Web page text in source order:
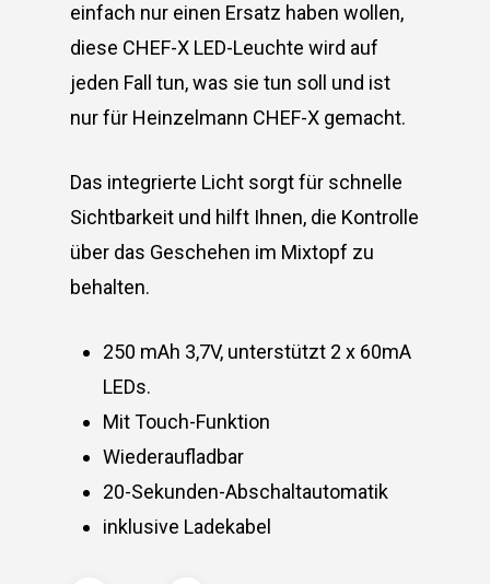
einfach nur einen Ersatz haben wollen,
diese CHEF-X LED-Leuchte wird auf
jeden Fall tun, was sie tun soll und ist
nur für Heinzelmann CHEF-X gemacht.
Das integrierte Licht sorgt für schnelle
Sichtbarkeit und hilft Ihnen, die Kontrolle
über das Geschehen im Mixtopf zu
behalten.
250 mAh 3,7V, unterstützt 2 x 60mA
LEDs.
Mit Touch-Funktion
Wiederaufladbar
20-Sekunden-Abschaltautomatik
inklusive Ladekabel